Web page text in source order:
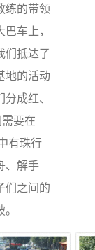
的带领
车上，
们抵达了
地的活动
成红、
要在
有珠行
、解手
们之间的